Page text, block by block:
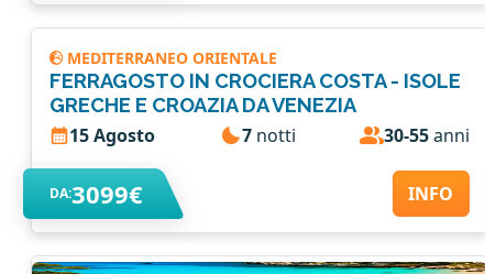
MEDITERRANEO ORIENTALE
FERRAGOSTO IN CROCIERA COSTA - ISOLE
GRECHE E CROAZIA DA VENEZIA
15 Agosto 7notti 30-55anni
DA:3099€ INFO